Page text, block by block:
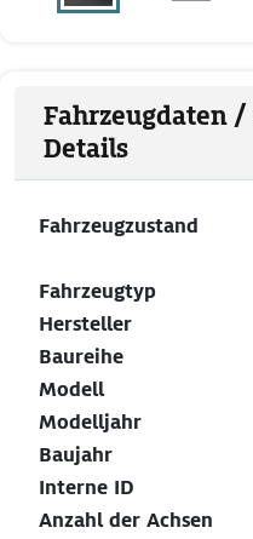
Fahrzeugdaten /
Details
Fahrzeugzustand
Fahrzeugtyp
Hersteller
Baureihe
Modell
Modelljahr
Baujahr
Interne ID
Anzahl der Achsen